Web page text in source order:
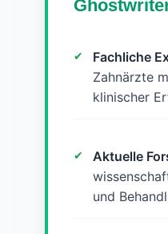
Fachliche
Zahnärzte
klinischer
Aktuelle
und